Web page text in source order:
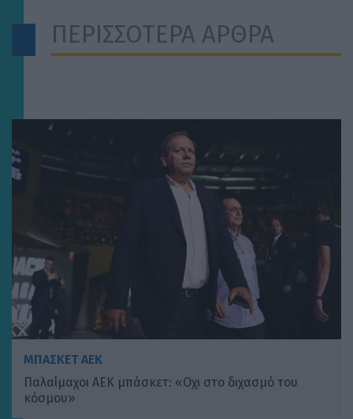
ΠΕΡΙΣΣΟΤΕΡΑ ΑΡΘΡΑ
ΜΠΑΣΚΕΤ ΑΕΚ
Παλαίμαχοι ΑΕΚ μπάσκετ: «Οχι στο διχασμό του
κόσμου»